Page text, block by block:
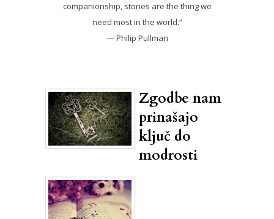
companionship, stories are the thing we
need most in the world.”
― Philip Pullman
Zgodbe nam
prinašajo
ključ do
modrosti